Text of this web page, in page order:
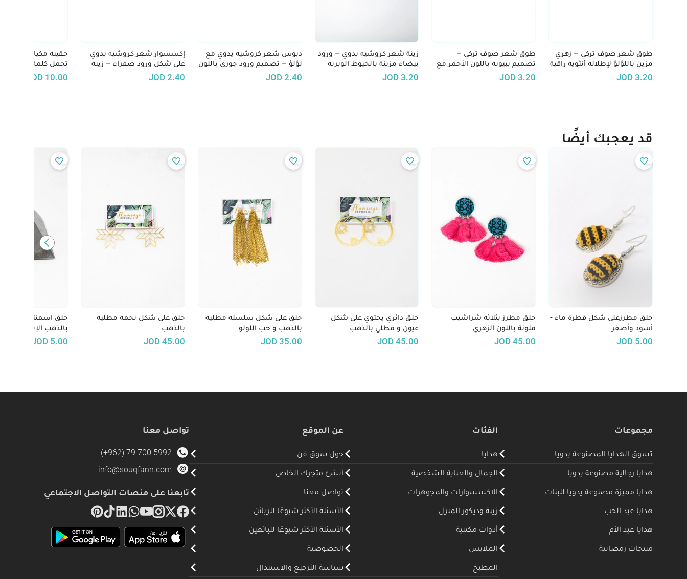
طوق شعر صوف تركي – زهري
مزين باللؤلؤ لإطلالة أنثوية راقية
3.20
JOD
طوق شعر صوف تركي –
تصميم ببيونة باللون الأحمر مع
لمسات سوداء
3.20
JOD
زينة شعر كروشيه يدوي – ورود
بيضاء مزينة بالخيوط الوبرية
3.20
JOD
دبوس شعر كروشيه يدوي مع
لؤلؤ – تصميم ورود جوري باللون
الأبيض الفاتح
2.40
JOD
إكسسوار شعر كروشيه يدوي
على شكل ورود صفراء – زينة
شعر فريدة
2.40
JOD
حقيبة مكياج مرسومة
تحمل كلمة حيفا،
وتراث فلسطين.
10.00
JOD
قد يعجبك أيضًا
حلق مطرزعلى شكل قطرة ماء -
أسود وأصفر
5.00
JOD
حلق مطرز بثلاثة شراشيب
ملونة باللون الزهري
45.00
JOD
حلق دائري يحتوي على شكل
عيون و مطلي بالذهب
45.00
JOD
حلق على شكل سلسلة مطلية
بالذهب و حب اللولو
35.00
JOD
حلق على شكل نجمة مطلية
بالذهب
45.00
JOD
حلق اسمنتي أبيض
بالذهب الإيطالي
5.00
JOD
مجموعات
تسوق الهدايا المصنوعة يدويا
هدايا رجالية مصنوعة يدويا
هدايا مميزة مصنوعة يدويا للبنات
هدايا عيد الحب
هدايا عيد الأم
منتجات رمضانية
الفئات
هدايا
الجمال والعناية الشخصية
الاكسسوارات والمجوهرات
زينة وديكور المنزل
أدوات مكتبية
الملابس
المطبخ
عن الموقع
حول سوق فن
أنشئ متجرك الخاص
تواصل معنا
الأسئلة الأكثر شيوعًا للزبائن
الأسئلة الأكثر شيوعًا للبائعين
الخصوصية
سياسة الترجيع والاستبدال
تواصل معنا
(+962) 79 700 5992
info@souqfann.com
تابعنا على منصات التواصل الاجتماعي